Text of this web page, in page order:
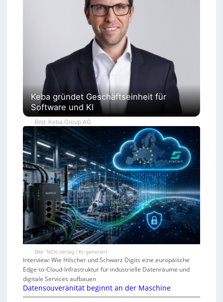
Keba gründet Geschäftseinheit für
Software und KI
Bild: Keba Group AG
Bild: TeDo Verlag / KI-generiert
Interview: Wie Hilscher und Schwarz Digits eine europäische
Edge-to-Cloud-Infrastruktur für industrielle Datenräume und
digitale Services aufbauen
Datensouveränität beginnt an der Maschine